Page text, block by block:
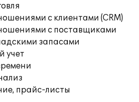
с клиентами (CRM)
с поставщиками
запасами
учет
прайс-листы